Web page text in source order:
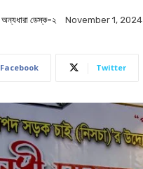
অন্যধারা ডেস্ক-২ November 1, 2024
Facebook Twitter